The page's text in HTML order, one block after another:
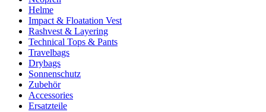
Helme
Impact & Floatation Vest
Rashvest & Layering
Technical Tops & Pants
Travelbags
Drybags
Sonnenschutz
Zubehör
Accessories
Ersatzteile